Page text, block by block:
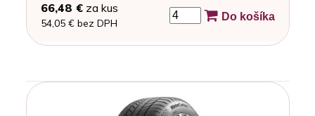
66,48 €za kus
54,05 € bez DPH
Do košíka